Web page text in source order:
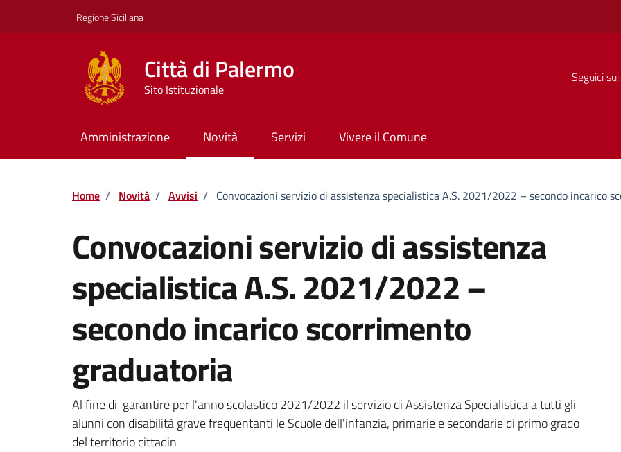
Regione Siciliana
Città di Palermo
Sito Istituzionale
Seguici su:
Amministrazione Novità Servizi Vivere il Comune
Home / Novità / Avvisi / Convocazioni servizio di assistenza specialistica A.S. 2021/2022 – secondo incarico
Convocazioni servizio di assistenza
specialistica A.S. 2021/2022 –
secondo incarico scorrimento
graduatoria
Dettagli della notizia
Al fine di garantire per l'anno scolastico 2021/2022 il servizio di Assistenza Specialistica a tutti gli
alunni con disabilità grave frequentanti le Scuole dell'infanzia, primarie e secondarie di primo grado
del territorio cittadin